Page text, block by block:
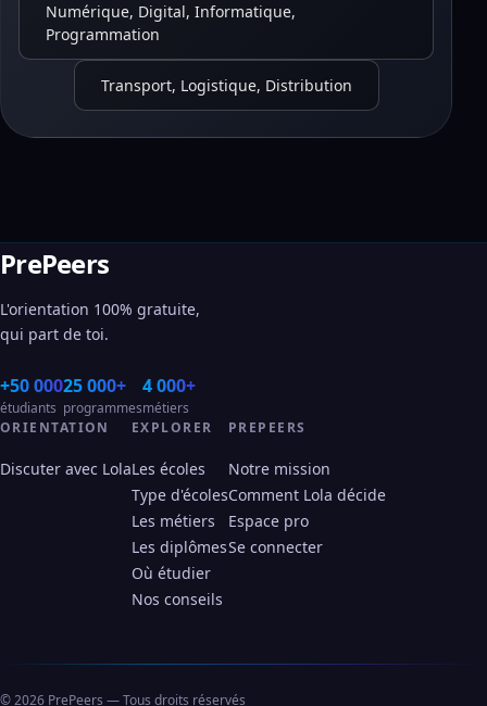
Numérique, Digital, Informatique,
Programmation
Transport, Logistique, Distribution
PrePeers
L'orientation 100% gratuite,
qui part de toi.
+50 000
étudiants
25 000+
programmes
4 000+
métiers
ORIENTATION
Discuter avec Lola
EXPLORER
Les écoles
Type d'écoles
Les métiers
Les diplômes
Où étudier
Nos conseils
PREPEERS
Notre mission
Comment Lola décide
Espace pro
Se connecter
© 2026 PrePeers — Tous droits réservés